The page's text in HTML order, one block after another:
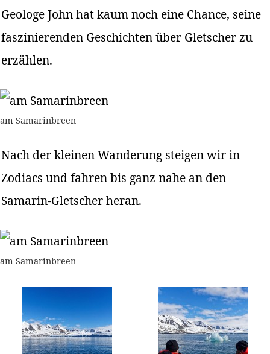
Geologe John hat kaum noch eine Chance, seine
faszinierenden Geschichten über Gletscher zu
erzählen.
am Samarinbreen
Nach der kleinen Wanderung steigen wir in
Zodiacs und fahren bis ganz nahe an den
Samarin-Gletscher heran.
am Samarinbreen